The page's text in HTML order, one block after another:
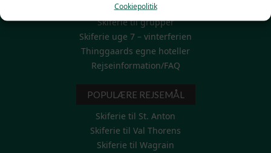
Cookiepolitik
Modtag et personligt tilbud
Skiferie til grupper
Skiferie uge 7 – vinterferien
Thinggaards egne hoteller
Rejseinformation/FAQ
POPULÆRE REJSEMÅL
Skiferie til St. Anton
Skiferie til Val Thorens
Skiferie til Wagrain